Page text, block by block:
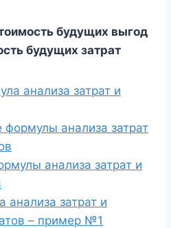
будущих выгод
будущих затрат
анализа затрат и
формулы анализа затрат
анализа затрат и
анализа затрат и
– пример №1